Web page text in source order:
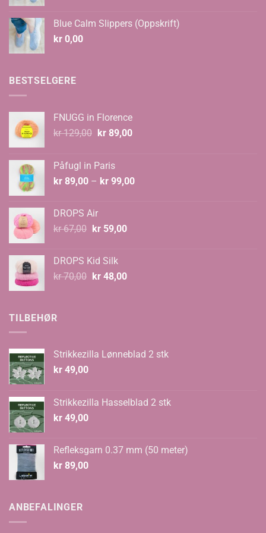
kr 135,00
Blue Calm Slippers (Oppskrift)
kr 0,00
BESTSELGERE
FNUGG in Florence
kr129,00 Opprinnelig
kr 129,00.
kr89,00Nåværende
Påfugl in Paris
kr 89,00 – kr 99,00Prisområde:
DROPS Air
kr67,00 Opprinnelig
kr 67,00.
kr59,00Nåværende
DROPS Kid Silk
kr70,00 Opprinnelig
kr48,00Nåværende
TILBEHØR
Strikkezilla Lønneblad 2 stk
kr 49,00
Strikkezilla Hasselblad 2 stk
kr 49,00
Refleksgarn 0.37 mm (50 meter)
kr 89,00
ANBEFALINGER